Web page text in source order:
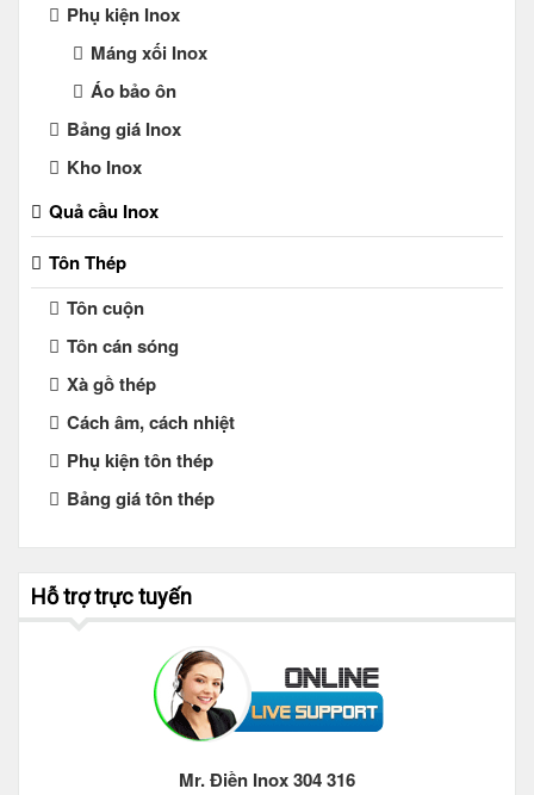
Phụ kiện Inox
Máng xối Inox
Áo bảo ôn
Bảng giá Inox
Kho Inox
Quả cầu Inox
Tôn Thép
Tôn cuộn
Tôn cán sóng
Xà gồ thép
Cách âm, cách nhiệt
Phụ kiện tôn thép
Bảng giá tôn thép
Hỗ trợ trực tuyến
Mr. Điền Inox 304 316